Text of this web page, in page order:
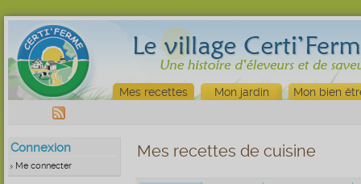
Mes recettes Mon jardin Mon bien
Connexion
Me connecter
Mes recettes de cuisine